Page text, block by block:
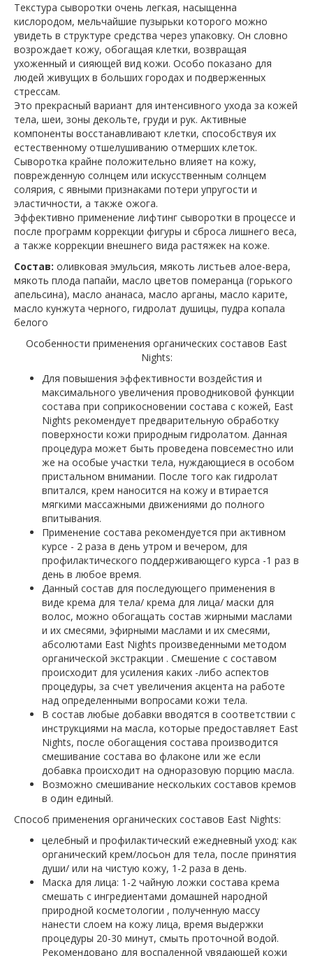
Текстура сыворотки очень легкая, насыщенна
кислородом, мельчайшие пузырьки которого можно
увидеть в структуре средства через упаковку. Он словно
возрождает кожу, обогащая клетки, возвращая
ухоженный и сияющей вид кожи. Особо показано для
людей живущих в больших городах и подверженных
стрессам.
Это прекрасный вариант для интенсивного ухода за кожей
тела, шеи, зоны декольте, груди и рук. Активные
компоненты восстанавливают клетки, способствуя их
естественному отшелушиванию отмерших клеток.
Сыворотка крайне положительно влияет на кожу,
поврежденную солнцем или искусственным солнцем
солярия, с явными признаками потери упругости и
эластичности, а также ожога.
Эффективно применение лифтинг сыворотки в процессе и
после программ коррекции фигуры и сброса лишнего веса,
а также коррекции внешнего вида растяжек на коже.
Состав: оливковая эмульсия, мякоть листьев алое-вера,
мякоть плода папайи, масло цветов померанца (горького
апельсина), масло ананаса, масло арганы, масло карите,
масло кунжута черного, гидролат душицы, пудра копала
белого
Особенности применения органических составов East
Nights:
Для повышения эффективности воздейстия и
максимального увеличения проводниковой функции
состава при соприкосновении состава с кожей, East
Nights рекомендует предварительную обработку
поверхности кожи природным гидролатом. Данная
процедура может быть проведена повсеместно или
же на особые участки тела, нуждающиеся в особом
пристальном внимании. После того как гидролат
впитался, крем наносится на кожу и втирается
мягкими массажными движениями до полного
впитывания.
Применение состава рекомендуется при активном
курсе - 2 раза в день утром и вечером, для
профилактического поддерживающего курса -1 раз в
день в любое время.
Данный состав для последующего применения в
виде крема для тела/ крема для лица/ маски для
волос, можно обогащать состав жирными маслами
и их смесями, эфирными маслами и их смесями,
абсолютами East Nights произведенными методом
органической экстракции . Смешение с составом
происходит для усиления каких -либо аспектов
процедуры, за счет увеличения акцента на работе
над определенными вопросами кожи тела.
В состав любые добавки вводятся в соответствии с
инструкциями на масла, которые предоставляет East
Nights, после обогащения состава производится
смешивание состава во флаконе или же если
добавка происходит на одноразовую порцию масла.
Возможно смешивание нескольких составов кремов
в один единый.
Способ применения органических составов East Nights:
целебный и профилактический ежедневный уход: как
органический крем/лосьон для тела, после принятия
души/ или на чистую кожу, 1-2 раза в день.
Маска для лица: 1-2 чайную ложки состава крема
смешать с ингредиентами домашней народной
природной косметологии , полученную массу
нанести слоем на кожу лица, время выдержки
процедуры 20-30 минут, смыть проточной водой.
Рекомендовано для воспаленной увядающей кожи